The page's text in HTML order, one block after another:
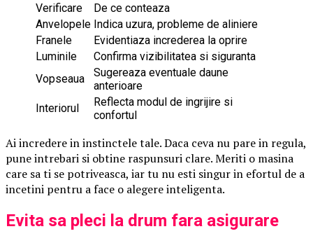
Verificare
De ce conteaza
Anvelopele Indica uzura, probleme de aliniere
Franele
Evidentiaza increderea la oprire
Luminile
Confirma vizibilitatea si siguranta
Vopseaua
Sugereaza eventuale daune
anterioare
Interiorul
Reflecta modul de ingrijire si
confortul
Ai incredere in instinctele tale. Daca ceva nu pare in regula,
pune intrebari si obtine raspunsuri clare. Meriti o masina
care sa ti se potriveasca, iar tu nu esti singur in efortul de a
incetini pentru a face o alegere inteligenta.
Evita sa pleci la drum fara asigurare